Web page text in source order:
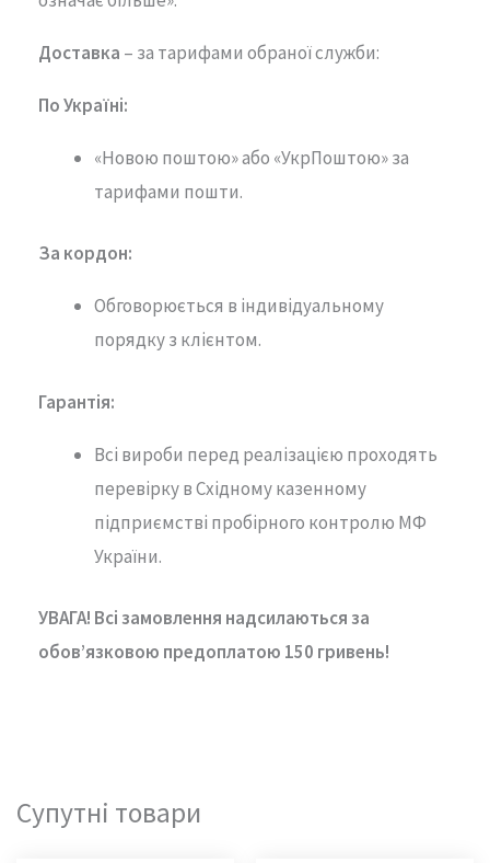
Доставка – за тарифами обраної служби:
По Україні:
«Новою поштою» або «УкрПоштою» за
тарифами пошти.
За кордон:
Обговорюється в індивідуальному
порядку з клієнтом.
Гарантія:
Всі вироби перед реалізацією проходять
перевірку в Східному казенному
підприємстві пробірного контролю МФ
України.
УВАГА! Всі замовлення надсилаються за
обов’язковою предоплатою 150 гривень!
Супутні товари